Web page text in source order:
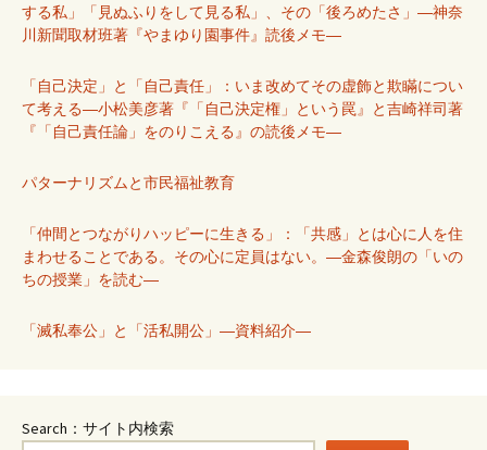
する私」「見ぬふりをして見る私」、その「後ろめたさ」―神奈
川新聞取材班著『やまゆり園事件』読後メモ―
「自己決定」と「自己責任」：いま改めてその虚飾と欺瞞につい
て考える―小松美彦著『「自己決定権」という罠』と吉崎祥司著
『「自己責任論」をのりこえる』の読後メモ―
パターナリズムと市民福祉教育
「仲間とつながりハッピーに生きる」：「共感」とは心に人を住
まわせることである。その心に定員はない。―金森俊朗の「いの
ちの授業」を読む―
「滅私奉公」と「活私開公」―資料紹介―
Search：サイト内検索